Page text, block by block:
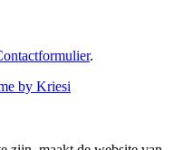
.
by Kriesi